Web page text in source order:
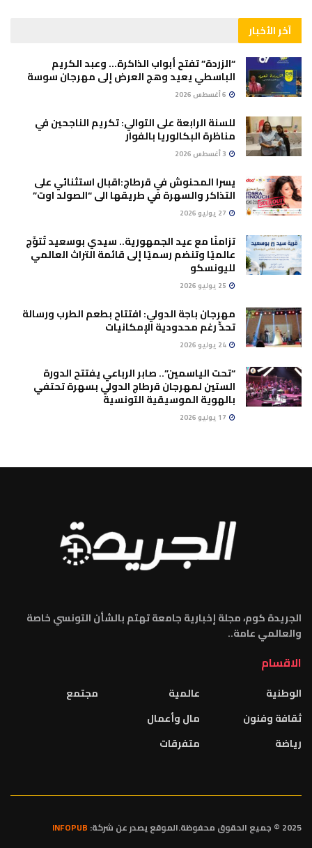
آخر الأخبار
“الزردة” تفتح أبواب الذاكرة… وعبد الكريم
الباسطي يعيد وهج العرض إلى مهرجان سوسة
للسنة الرابعة على التوالي: تكريم الناجحين في
مناظرة البكالوريا بالفوار
يسرا المحنوش في قرطاج:اقبال استثنائي على
التذاكر والسهرة في طريقها الى “الصولد اوت”
تزامنًا مع عيد الجمهورية.. سيدي بوسعيد تُتوَّج
عالميًا وتنضم رسميًا إلى قائمة التراث العالمي
لليونسكو
مهرجان باجة الدولي: افتتاح بطعم الطرب ورسالة
تحدٍّ رغم محدودية الإمكانيات
“تحت الياسمين”.. صابر الرباعي يفتتح الدورة
الستين لمهرجان قرطاج الدولي بسهرة تحتفي
بالهوية الموسيقية التونسية
الجريدة كوم، مجلة إخبارية جامعة تهتم بالشأن التونسي خاصة
والعالمي عامة..
الاقسام
الوطنية
ثقافة وفنون
رياضة
عالمية
مال وأعمال
متفرقات
مجتمع
2025 © جميع الحقوق محفوظة.الموقع يصدر عن شركة: INFOPUB